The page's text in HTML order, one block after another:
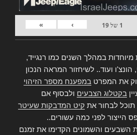
1 של19
›
»
מיוחדות במהלך השנים כמו רנגייד,
הונצ'ו ועוד.. לשיחזור המראה הנכון
את המפרט במפענח מספר הזיהוי
בקטלוג הצבעים ולבסוף אם
לבחור את קיט המדבקות שעיטר
הייצור לפני כמה עשורים..
השבעים והשמונים הקדימו את זמנם